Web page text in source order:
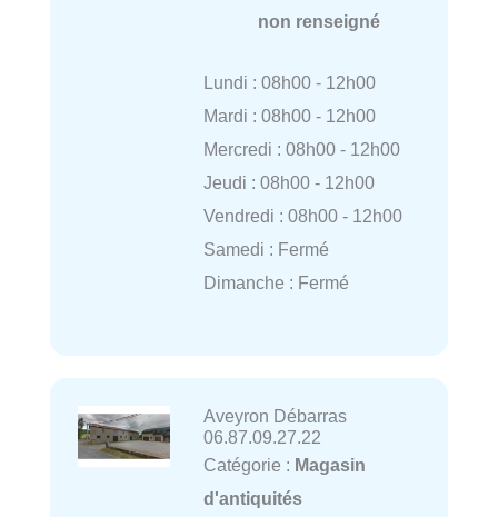
non renseigné
Lundi : 08h00 - 12h00
Mardi : 08h00 - 12h00
Mercredi : 08h00 - 12h00
Jeudi : 08h00 - 12h00
Vendredi : 08h00 - 12h00
Samedi : Fermé
Dimanche : Fermé
Aveyron Débarras
06.87.09.27.22
Catégorie : Magasin
d'antiquités